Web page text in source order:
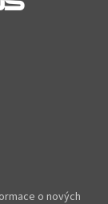
o nových